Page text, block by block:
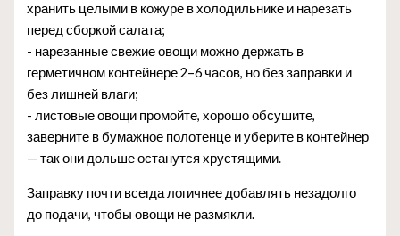
хранить целыми в кожуре в холодильнике и нарезать
перед сборкой салата;
- нарезанные свежие овощи можно держать в
герметичном контейнере 2–6 часов, но без заправки и
без лишней влаги;
- листовые овощи промойте, хорошо обсушите,
заверните в бумажное полотенце и уберите в контейнер
— так они дольше останутся хрустящими.
Заправку почти всегда логичнее добавлять незадолго
до подачи, чтобы овощи не размякли.